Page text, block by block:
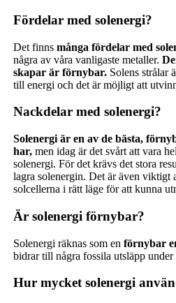
Fördelar med solenergi?
Det finns många fördelar med
några av våra vanligaste metaller.
skapar är förnybar. Solens strålar
till energi och det är möjligt att
Nackdelar med solenergi?
Solenergi är en av de bästa,
har, men idag är det svårt att vara
solenergi. För det krävs det stora
lagra solenergin. Det är även viktigt
solcellerna i rätt läge för att kunna
Är solenergi förnybar?
Solenergi räknas som en förnybar
bidrar till några fossila utsläpp
Hur mycket solenergi